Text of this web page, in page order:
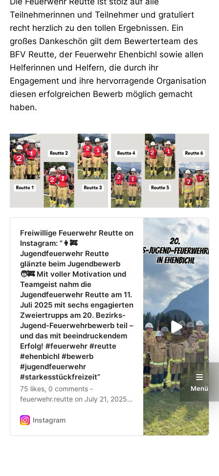
Menü
Teilnehmerinnen und Teilnehmer und gratuliert
recht herzlich zu den tollen Ergebnissen. Ein
großes Dankeschön gilt dem Bewerterteam des
BFV Reutte, der Feuerwehr Ehenbichl sowie allen
Helferinnen und Helfern, die durch ihr
Engagement und ihre hervorragende Organisation
diesen erfolgreichen Bewerb möglich gemacht
haben.
Freiwillige Feuerwehr Reutte on
Instagram: ”👩‍🚒
Jugendfeuerwehr Reutte
glänzte beim Jugendbewerb
🧑‍🚒 Mit voller Motivation und
Teamgeist nahm die
Jugendfeuerwehr Reutte am 11.
Juli 2025 mit sechs engagierten
Zweiertrupps am 20. Bezirks-
Jugend-Feuerwehrbewerb teil –
und das mit beeindruckendem
Erfolg! #feuerwehr #reutte
#ehenbichl #bewerb
#jugendfeuerwehr
#starkesstückfreizeit”
75 likes, 0 comments -
feuerwehr.reutte on July 21, 2025:
glänzte beim Jugendbewerb 🧑‍🚒
Instagram